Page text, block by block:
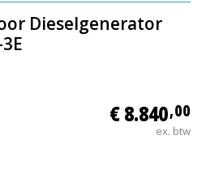
Dieselgenerator
€ 8.840,00
ex. btw